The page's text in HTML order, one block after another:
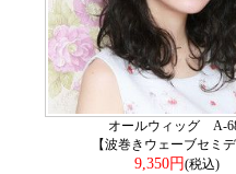
オールウィッグ A-
【波巻きウェーブセミ
9,350円(税込)